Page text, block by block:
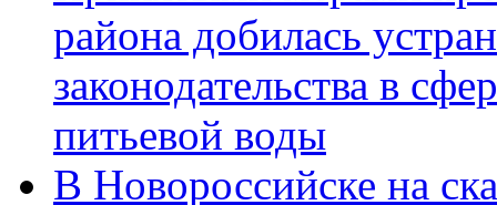
района добилась
законодательства в
питьевой воды
В Новороссийске на